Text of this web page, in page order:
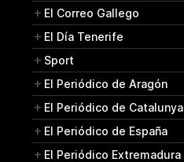
El Correo Gallego
El Día Tenerife
Sport
El Periódico de Aragón
El Periódico de Catalunya
El Periódico de España
El Periódico Extremadura